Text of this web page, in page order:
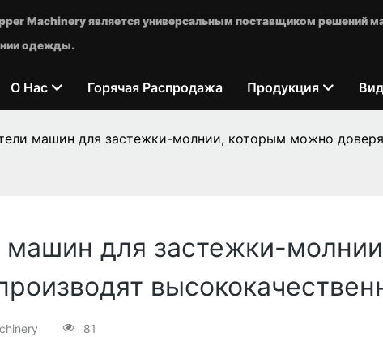
Machinery является универсальным поставщиком решений
одежды.
О Нас Горячая Распродажа Продукция
машин для застежки-молнии, которым можно
машин для застежки-
81